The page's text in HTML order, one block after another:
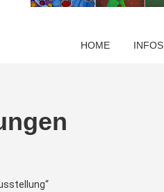
HOME INFOS